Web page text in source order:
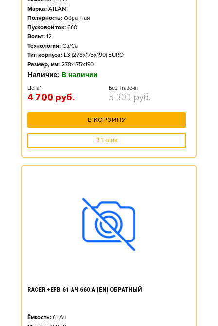
Марка: ATLANT
Полярность: Обратная
Пусковой ток: 660
Вольт: 12
Технология: Ca/Ca
Тип корпуса: L3 (278x175x190) EURO
Размер, мм: 278x175x190
Наличие: В наличии
Цена*
4 700 руб.
Без Trade-in
5 300 руб.
В КОРЗИНУ
В 1 клик
RACER +EFB 61 АЧ 660 А [EN] ОБРАТНЫЙ
Ёмкость: 61 Ач